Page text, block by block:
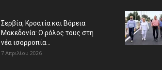
Σερβία, Κροατία και Βόρεια
Μακεδονία: Ο ρόλος τους στη
νέα ισορροπία...
7 Απριλίου 2026